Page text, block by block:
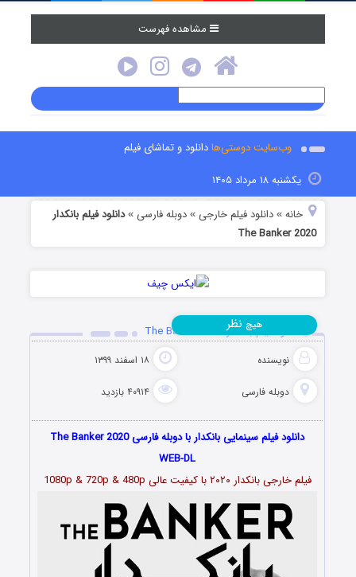
مشاهده فهرست
وب‌سایت دوستی‌هادانلود و تماشای فیلم
یکشنبه ۱۸ مرداد ۱۴۰۵
خانه »دانلود فیلم خارجی »دوبله فارسی »دانلود فیلم بانکدار
The Banker 2020
دانلود فیلم بانکدار The Banker 2020
نویسنده ۱۸ اسفند ۱۳۹۹
دوبله فارسی ۴۰۹۱۴ بازدید
هیچ نظر
دانلود فیلم سینمایی بانکدار با دوبله فارسی The Banker 2020
WEB-DL
فیلم خارجی بانکدار ۲۰۲۰ با کیفیت عالی 1080p & 720p & 480p